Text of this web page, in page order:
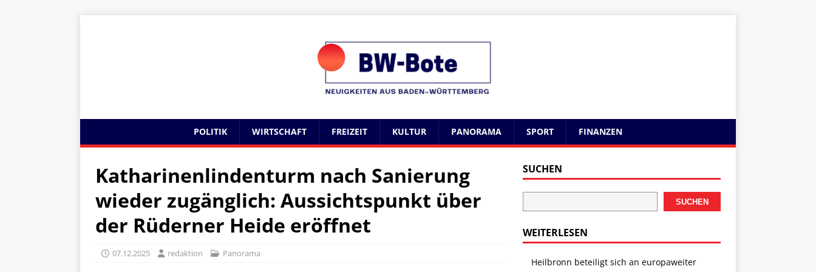
POLITIK WIRTSCHAFT FREIZEIT KULTUR PANORAMA SPORT FINANZEN
Katharinenlindenturm nach Sanierung
wieder zugänglich: Aussichtspunkt über
der Rüderner Heide eröffnet
07.12.2025 redaktion Panorama
SUCHEN
SUCHEN
WEITERLESEN
Heilbronn beteiligt sich an europaweiter